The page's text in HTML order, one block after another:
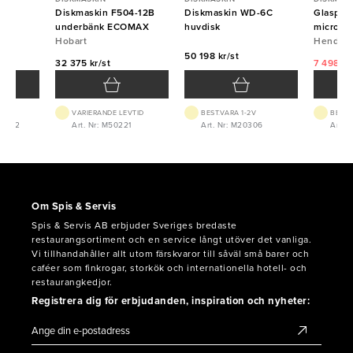
Diskmaskin F504-12B
underbänk ECOMAX
Hobart
32 375 kr/st
VARIERANDE LEVTID
Art. Nr: M50221
Diskmaskin WD-6C
huvdisk
50 198 kr/st
BEST.VARA 1-2V
Art. Nr: M20306
HENDI
Hendi
7 498
Art.
Om Spis & Servis
Spis & Servis AB erbjuder Sveriges bredaste
restaurangsortiment och en service långt utöver det vanliga.
Vi tillhandahåller allt utom färskvaror till såväl små barer och
caféer som finkrogar, storkök och internationella hotell- och
restaurangkedjor.
Registrera dig för erbjudanden, inspiration och nyheter: